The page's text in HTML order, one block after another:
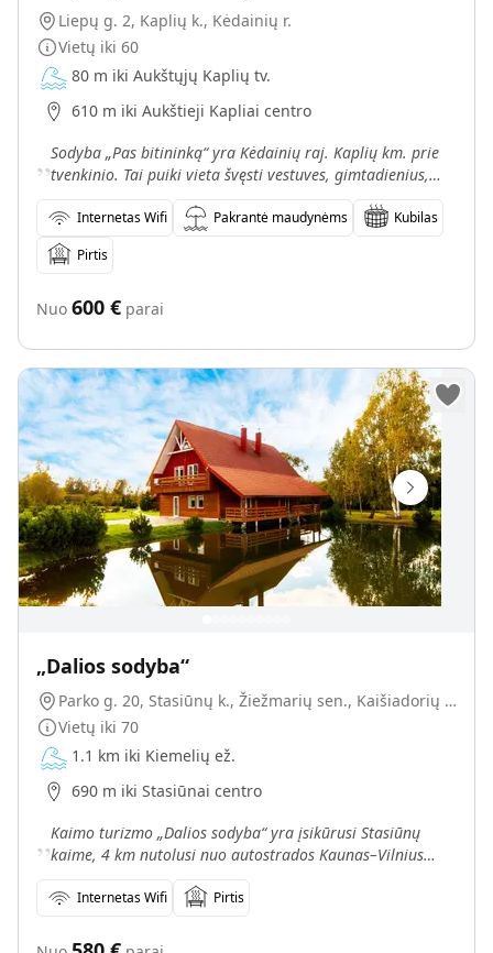
Liepų g. 2, Kaplių k., Kėdainių r.
Vietų iki 60
80 m iki Aukštųjų Kaplių tv.
610 m iki Aukštieji Kapliai centro
„Sodyba „Pas bitininką“ yra Kėdainių raj. Kaplių km. prie
tvenkinio. Tai puiki vieta švęsti vestuves, gimtadienius,
rengti klasiokų, grupiokų, bendradarbių susit
Internetas Wifi Pakrantė maudynėms
Kubilas
Pirtis
Nuo 600 € parai
„Dalios sodyba“
Parko g. 20, Stasiūnų k., Žiežmarių sen., Kaišiadorių r., LT-56137
Vietų iki 70
1.1 km iki Kiemelių ež.
690 m iki Stasiūnai centro
„Kaimo turizmo „Dalios sodyba“ yra įsikūrusi Stasiūnų
kaime, 4 km nutolusi nuo autostrados Kaunas–Vilnius
(Nuo Vilniaus – 60 km, nuo Kauno – 40 km).
Internetas Wifi Pirtis